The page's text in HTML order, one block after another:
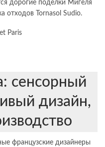
дорогие поделки Мигеля
отходов Tornasol Sudio.
сенсорный
дизайн,
французские дизайнеры